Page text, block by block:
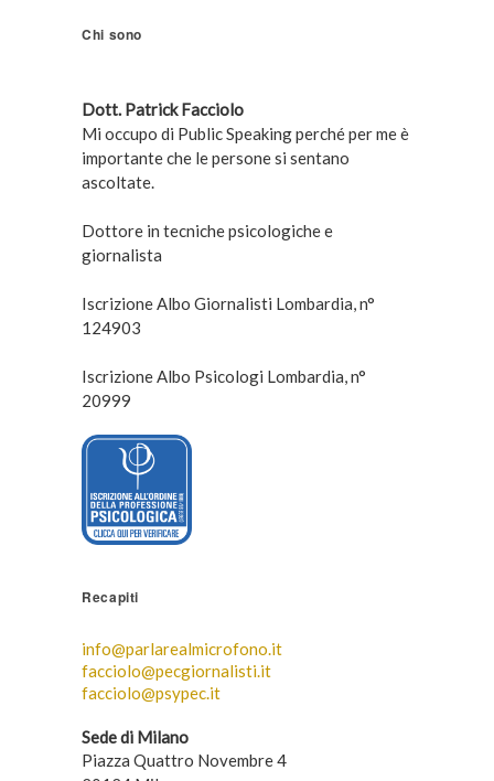
Chi sono
Dott. Patrick Facciolo
Mi occupo di Public Speaking perché per me è
importante che le persone si sentano
ascoltate.
Dottore in tecniche psicologiche e
giornalista
Iscrizione Albo Giornalisti Lombardia, n°
124903
Iscrizione Albo Psicologi Lombardia, n°
20999
Recapiti
info@parlarealmicrofono.it
facciolo@pecgiornalisti.it
facciolo@psypec.it
Sede di Milano
Piazza Quattro Novembre 4